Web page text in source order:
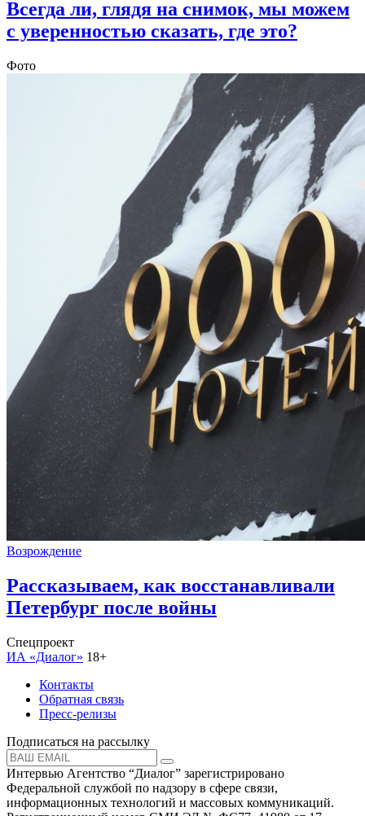
Всегда ли, глядя на снимок, мы можем
с уверенностью сказать, где это?
Фото
Возрождение
Рассказываем, как восстанавливали
Петербург после войны
Спецпроект
ИА «Диалог» 18+
Контакты
Обратная связь
Пресс-релизы
Подписаться на рассылку
Интервью Агентство “Диалог” зарегистрировано
Федеральной службой по надзору в сфере связи,
информационных технологий и массовых коммуникаций.